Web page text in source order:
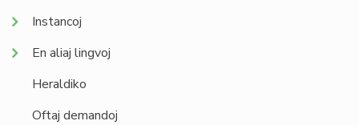
Instancoj
En aliaj lingvoj
Heraldiko
Oftaj demandoj